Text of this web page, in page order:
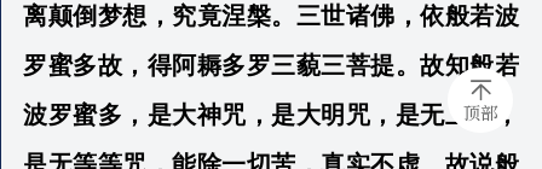
离颠倒梦想，究竟涅槃。三世诸佛，依般若波
罗蜜多故，得阿耨多罗三藐三菩提。故知般若
波罗蜜多，是大神咒，是大明咒，是无上咒，
是无等等咒，能除一切苦，真实不虚。故说般
顶部